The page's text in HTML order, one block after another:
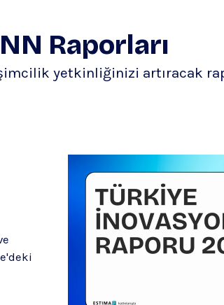
Raporları
yetkinliğinizi artıracak